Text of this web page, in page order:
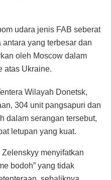
udara jenis FAB seberat
yang terbesar dan
oleh Moscow dalam
atas Ukraine.
Wilayah Donetsk,
304 unit pangsapuri dan
dalam serangan tersebut,
letupan yang kuat.
menyifatkan
bodoh” yang tidak